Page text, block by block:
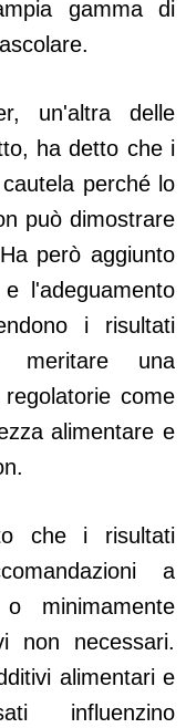
gamma di
un'altra delle
ha detto che i
perché lo
può dimostrare
però aggiunto
l'adeguamento
i risultati
meritare una
come
alimentare e
che i risultati
a
minimamente
non necessari.
alimentari e
influenzino